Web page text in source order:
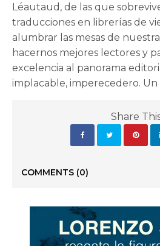
Léautaud, de las que
traducciones en librerías de
alumbrar las mesas de
hacernos mejores lectores y
excelencia al panorama
implacable, imperecedero. Un
Share
COMMENTS (0)